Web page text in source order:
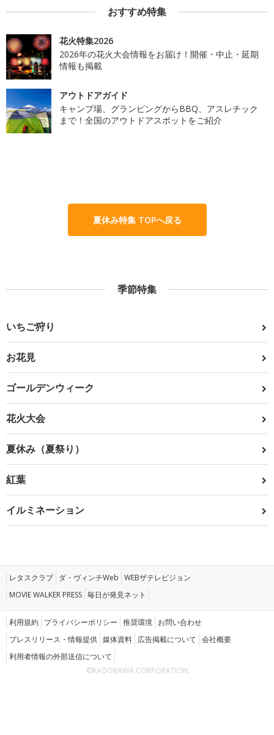
おすすめ特集
花火特集2026
2026年の花火大会情報をお届け！開催・中止・延期
情報も掲載
アウトドアガイド
キャンプ場、グランピングからBBQ、アスレチック
まで！全国のアウトドアスポットをご紹介
夏休み特集 TOPへ戻る
季節特集
いちご狩り
お花見
ゴールデンウィーク
花火大会
夏休み（夏祭り）
紅葉
イルミネーション
レタスクラブ ダ・ヴィンチWeb WEBザテレビジョン
MOVIE WALKER PRESS 毎日が発見ネット
利用規約 プライバシーポリシー 推奨環境 お問い合わせ
プレスリリース・情報提供 媒体資料 広告掲載について 会社概要
利用者情報の外部送信について
©KADOKAWA CORPORATION